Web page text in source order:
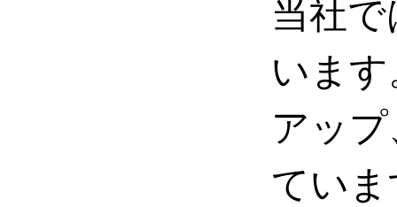
当社
いま
アッ
てい